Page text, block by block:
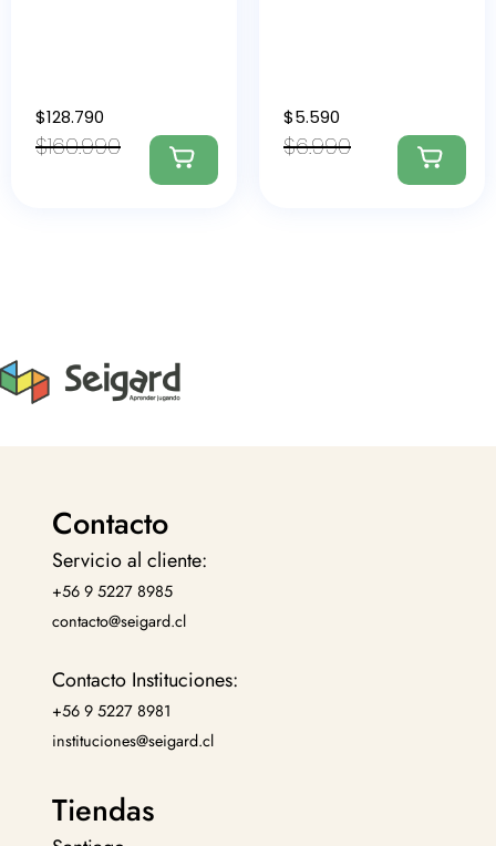
$160.990
$128.790
$6.990
$5.590
Contacto
Servicio al cliente:
+56 9 5227 8985
contacto@seigard.cl
Contacto Instituciones:
+56 9 5227 8981
instituciones@seigard.cl
Tiendas